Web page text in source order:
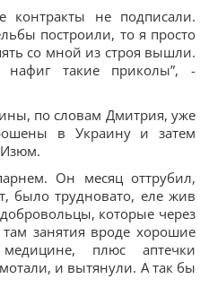
не подписали.
построили, то я просто
со мной из строя вышли.
такие приколы”, -
по словам Дмитрия, уже
в Украину и затем
Изюм.
Он месяц оттрубил,
было трудновато, еле жив
которые через
занятия вроде хорошие
плюс аптечки
и вытянули. А так бы